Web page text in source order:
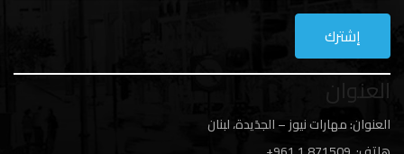
العنوان
العنوان: مهارات نيوز – الجدَيدة، لبنان